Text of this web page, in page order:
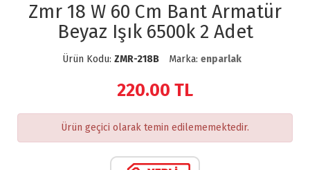
Zmr 18 W 60 Cm Bant Armatür
Beyaz Işık 6500k 2 Adet
Ürün Kodu: ZMR-218B Marka: enparlak
220.00 TL
Ürün geçici olarak temin edilememektedir.